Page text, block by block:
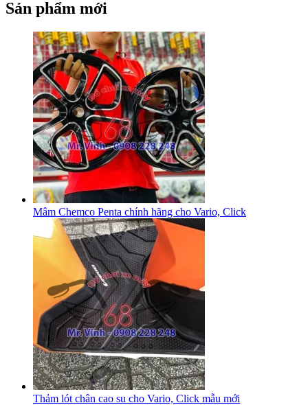
Sản phẩm mới
Mâm Chemco Penta chính hãng cho Vario, Click
Thảm lót chân cao su cho Vario, Click mẫu mới